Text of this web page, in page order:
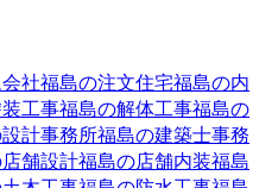
社福島の注文住宅福島の内
工事福島の解体工事福島の
計事務所福島の建築士事務
舗設計福島の店舗内装福島